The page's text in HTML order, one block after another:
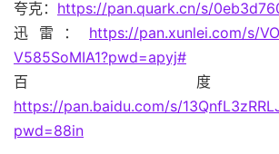
夸克： https://pan.quark.cn/s/
迅雷： https://pan.xunlei.com/s/
V585SoMIA1?pwd=apyj#
百度
https://pan.baidu.com/s/
pwd=88in